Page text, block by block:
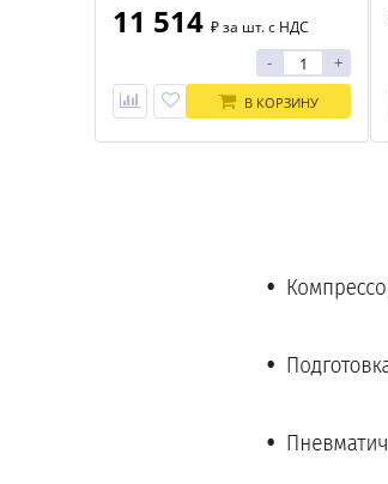
11 514 ₽за шт. с НДС
- +
В КОРЗИНУ